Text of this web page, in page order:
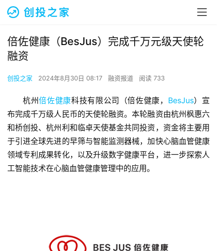
倍佐健康（BesJus）完成千万元级天使轮
融资
创投之家 2024年8月30日 08:17 融资报道 阅读 733
杭州倍佐健康科技有限公司（倍佐健康， BesJus）宣
布完成千万级人民币的天使轮融资。本轮融资由杭州枫惠六
和桥创投、杭州利和临卓天使基金共同投资，资金将主要用
于引进全球先进的早筛与智能监测器械，加快心脑血管健康
领域专利成果转化，以及升级数字健康平台，进一步探索人
工智能技术在心脑血管健康管理中的应用。